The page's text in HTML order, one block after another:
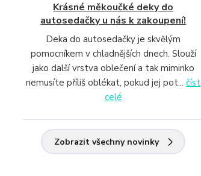
Krásné měkoučké deky do
autosedačky u nás k zakoupení!
Deka do autosedačky je skvělým
pomocníkem v chladnějších dnech. Slouží
jako další vrstva oblečení a tak miminko
nemusíte příliš oblékat, pokud jej pot...číst
celé
Zobrazit všechny novinky